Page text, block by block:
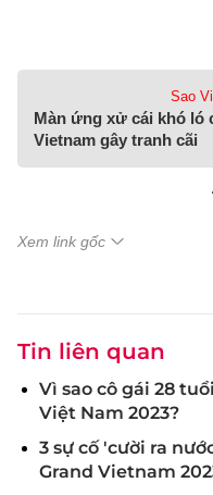
Sao
Màn ứng xử cái khó ló
Vietnam gây tranh cãi
Xem link gốc
Tin liên quan
Vì sao cô gái 28
Việt Nam 2023?
3 sự cố 'cười ra
Grand Vietnam